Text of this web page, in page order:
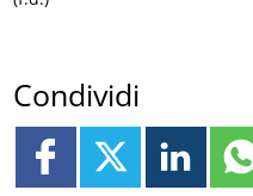
Condividi